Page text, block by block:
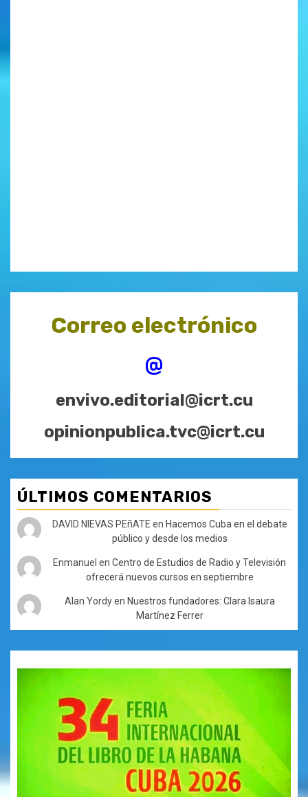
Correo electrónico
@
envivo.editorial@icrt.cu
opinionpublica.tvc@icrt.cu
ÚLTIMOS COMENTARIOS
DAVID NIEVAS PEñATE en Hacemos Cuba en el debate
público y desde los medios
Enmanuel enCentro de Estudios de Radio y Televisión
ofrecerá nuevos cursos en septiembre
Alan Yordyen Nuestros fundadores: Clara Isaura
Martínez Ferrer